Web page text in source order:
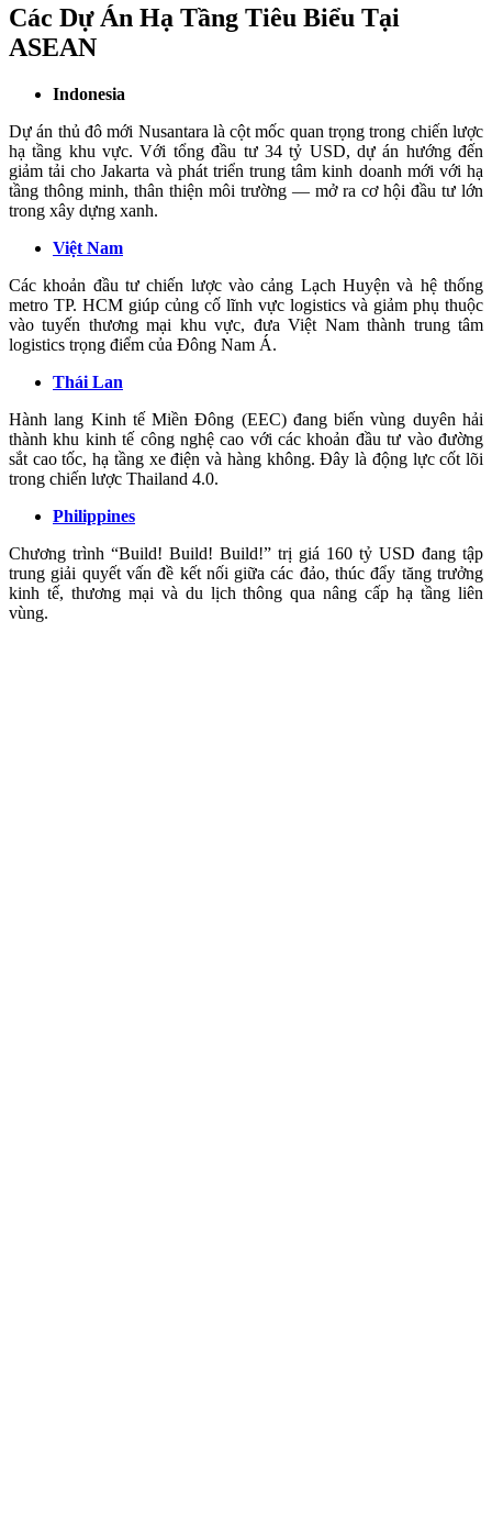
Các Dự Án Hạ Tầng Tiêu Biểu Tại
ASEAN
Indonesia
Dự án thủ đô mới Nusantara là cột mốc quan trọng trong chiến lược
hạ tầng khu vực. Với tổng đầu tư 34 tỷ USD, dự án hướng đến
giảm tải cho Jakarta và phát triển trung tâm kinh doanh mới với hạ
tầng thông minh, thân thiện môi trường — mở ra cơ hội đầu tư lớn
trong xây dựng xanh.
Việt Nam
Các khoản đầu tư chiến lược vào cảng Lạch Huyện và hệ thống
metro TP. HCM giúp củng cố lĩnh vực logistics và giảm phụ thuộc
vào tuyến thương mại khu vực, đưa Việt Nam thành trung tâm
logistics trọng điểm của Đông Nam Á.
Thái Lan
Hành lang Kinh tế Miền Đông (EEC) đang biến vùng duyên hải
thành khu kinh tế công nghệ cao với các khoản đầu tư vào đường
sắt cao tốc, hạ tầng xe điện và hàng không. Đây là động lực cốt lõi
trong chiến lược Thailand 4.0.
Philippines
Chương trình “Build! Build! Build!” trị giá 160 tỷ USD đang tập
trung giải quyết vấn đề kết nối giữa các đảo, thúc đẩy tăng trưởng
kinh tế, thương mại và du lịch thông qua nâng cấp hạ tầng liên
vùng.